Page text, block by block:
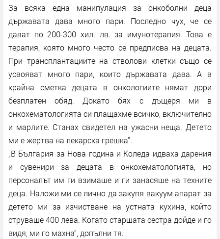
За всяка една манипулация за онкоболни деца
държавата дава много пари. Последно чух, че се
дават по 200-300 хил. лв. за имунотерапия. Това е
терапия, която много често се предписва на децата.
При трансплантациите на стволови клетки също се
усвояват много пари, които държавата дава. А в
крайна сметка децата в онкологиите нямат дори
безплатен обяд. Докато бях с дъщеря ми в
онкохематологията си плащахме всичко, включително
и марлите. Станах свидетел на ужасни неща. Детето
ми е жертва на лекарска грешка“.
„В България за Нова година и Коледа идваха дарения
и сувенири за децата в онкохематологията, но
персоналът им ги взимаше и ги занасяше на техните
деца. Наложи ми се лично да закупя вакуум апарат за
детето ми за изчистване на устната кухина, който
струваше 400 лева. Когато старшата сестра дойде и го
видя, ми го махна“, допълни тя.